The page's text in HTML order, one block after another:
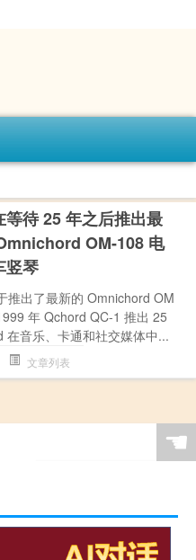
等待 25 年之后推出最
OM-108 电
竖琴
推出了最新的 Omnichord OM
年 Qchord QC-1 推出 25
音乐、卡通和社交媒体中...
文章列表
☚